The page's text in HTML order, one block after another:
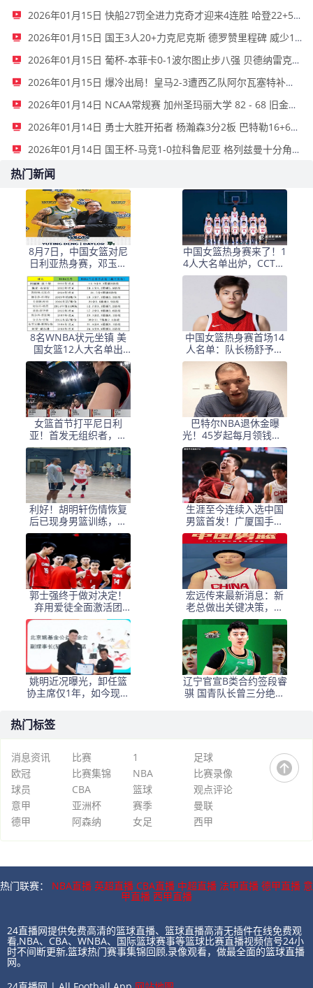
2026年01月15日 快船27罚全进力克奇才迎来4连胜 哈登22+5+8 伦纳德33分4断
2026年01月15日 国王3人20+力克尼克斯 德罗赞里程碑 威少11助 布伦森伤退
2026年01月15日 葡杯-本菲卡0-1波尔图止步八强 贝德纳雷克制胜帕夫利季斯失良机
2026年01月15日 爆冷出局！皇马2-3遭西乙队阿尔瓦塞特补时绝杀 无缘国王杯8强
2026年01月14日 NCAA常规赛 加州圣玛丽大学 82 - 68 旧金山大学 全场集锦
2026年01月14日 勇士大胜开拓者 杨瀚森3分2板 巴特勒16+6+5 库里9中2送11助
2026年01月14日 国王杯-马竞1-0拉科鲁尼亚 格列兹曼十分角任意球破门+远射中横梁
热门新闻
8月7日，中国女篮对尼
日利亚热身赛，邓玉婷
首秀预计得7
中国女篮热身赛来了！1
4人大名单出炉，CCTV5
领衔三平台免费直播
8名WNBA状元坐镇 美
国女篮12人大名单出
炉，银河战舰首战中国
女篮
中国女篮热身赛首场14
人名单：队长杨舒予回
归 张子宇坐镇内线
女篮首节打平尼日利
亚！首发无组织者，王
思雨完美兼容张子宇！
巴特尔NBA退休金曝
光！45岁起每月领钱，6
2岁后数字惊人真羡慕
利好！胡明轩伤情恢复
后已现身男篮训练，补
强后场实力！
生涯至今连续入选中国
男篮首发！广厦国手前
锋合同到期未获顶薪续
约引热议
郭士强终于做对决定！
弃用爱徒全面激活团
队，中国男篮大胜喀麦
隆
宏远传来最新消息：新
老总做出关键决策，周
鹏敲定600万合同，胡明
轩这下被迫营业
姚明近况曝光，卸任篮
协主席仅1年，如今现状
辽宁官宣B类合约签段睿
骐 国青队长曾三分绝杀
热门标签
消息资讯 比赛 1
足球
欧冠
比赛集锦 NBA
比赛录像
球员
CBA 篮球
观点评论
意甲
亚洲杯 赛季
曼联
德甲
阿森纳 女足 西甲
热门联赛： NBA直播 英超直播 CBA直播 中超直播 法甲直播 德甲直播 意
甲直播 西甲直播
24直播网提供免费高清的篮球直播、篮球直播高清无插件在线免费观
看,NBA、CBA、WNBA、国际篮球赛事等篮球比赛直播视频信号24小
时不间断更新,篮球热门赛事集锦回顾,录像观看，做最全面的篮球直播
网。